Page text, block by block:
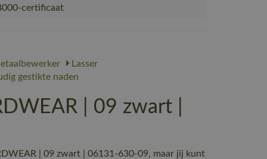
certificaat
Lasser
gestikte naden
| 09 zwart |
| 09 zwart | 06131-630-09, maar jij kunt